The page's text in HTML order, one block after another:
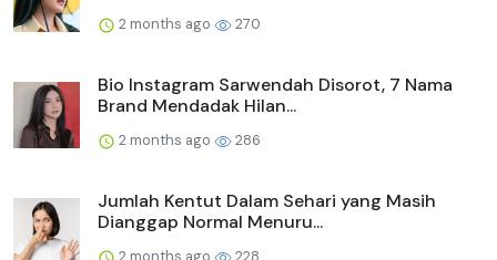
2 months ago 270
Bio Instagram Sarwendah Disorot, 7 Nama
Brand Mendadak Hilan...
2 months ago 286
Jumlah Kentut Dalam Sehari yang Masih
Dianggap Normal Menuru...